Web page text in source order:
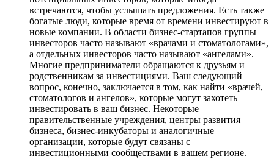
встречаются, чтобы услышать предложения. Есть также
богатые люди, которые время от времени инвестируют в
новые компании. В области бизнес-стартапов группы
инвесторов часто называют «врачами и стоматологами»,
а отдельных инвесторов часто называют «ангелами».
Многие предприниматели обращаются к друзьям и
родственникам за инвестициями. Ваш следующий
вопрос, конечно, заключается в том, как найти «врачей,
стоматологов и ангелов», которые могут захотеть
инвестировать в ваш бизнес. Некоторые
правительственные учреждения, центры развития
бизнеса, бизнес-инкубаторы и аналогичные
организации, которые будут связаны с
инвестиционными сообществами в вашем регионе.